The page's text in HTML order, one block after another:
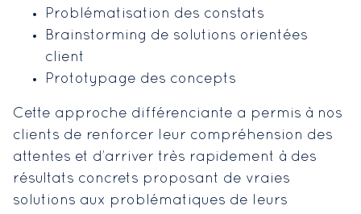
Problématisation des constats
Brainstorming de solutions orientées
client
Prototypage des concepts
Cette approche différenciante a permis à nos
clients de renforcer leur compréhension des
attentes et d’arriver très rapidement à des
résultats concrets proposant de vraies
solutions aux problématiques de leurs